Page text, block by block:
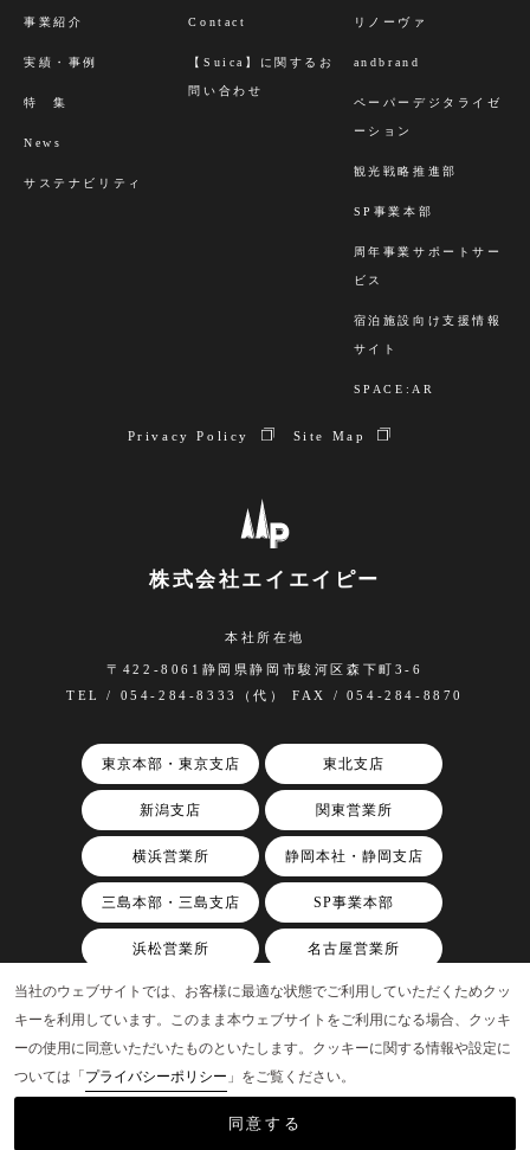
株式会社エイエイピー
本社所在地
〒422-8061静岡県静岡市駿河区森下町3-6
TEL / 054-284-8333（代） FAX / 054-284-8870
東京本部・東京支店 東北支店
新潟支店 関東営業所
横浜営業所 静岡本社・静岡支店
三島本部・三島支店 SP事業本部
浜松営業所 名古屋営業所
関西支店
事業紹介
実績・事例
特 集
News
サステナビリティ
Contact
【Suica】に関するお
問い合わせ
リノーヴァ
andbrand
ペーパーデジタライゼ
ーション
観光戦略推進部
SP事業本部
周年事業サポートサー
ビス
宿泊施設向け支援情報
サイト
SPACE:AR
Privacy Policy Site Map
©AAP, Inc.
当社のウェブサイトでは、お客様に最適な状態でご利用していただくためクッ
キーを利用しています。このまま本ウェブサイトをご利用になる場合、クッキ
ーの使用に同意いただいたものといたします。クッキーに関する情報や設定に
ついては「 プライバシーポリシー 」をご覧ください。
同意する